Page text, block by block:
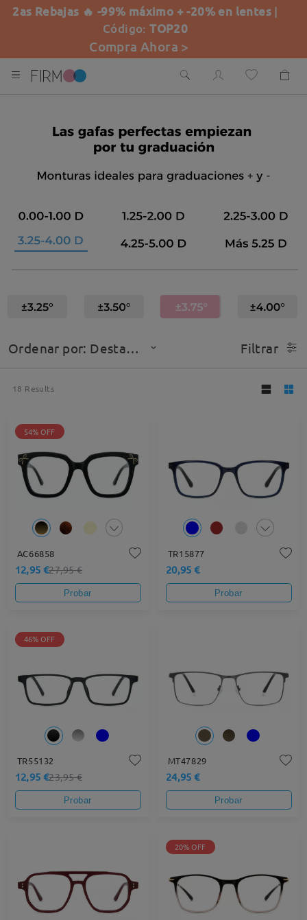
2as Rebajas 🔥 -99% máximo + -20% en lentes |
Código:TOP20
Compra Ahora >
Ordenar por: Destacado Filtrar
18 Results
54% OFF
AC66858
12,95 €27,95 €
Probar
TR15877
20,95 €
Probar
46% OFF
TR55132
12,95 €23,95 €
Probar
MT47829
24,95 €
Probar
20% OFF